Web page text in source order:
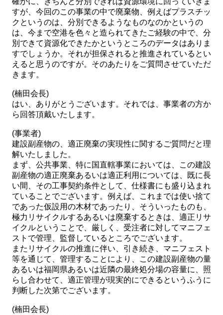
すが、今回のこの事業の中で廃棄物、例えばプラスチッ
クというのは、分別できるようなものなのかというの
は、今まで空港を色々と造られてきたご経験の中で、分
別できて資源化できたかというところのデータはありま
すでしょうか。それが担保されると推進されているとい
えると思うのですが。そのあたりをご質問させていただ
きます。
(楠田会長)
はい、ありがとうございます。それでは、事業者の方か
ら回答頂戴いたします。
(事業者)
建設副産物の、適正廃棄の実現性に関するご質問だと理
解いたしました。
まず、公共事業、特に国直轄事業においては、この建設
副産物の適正廃棄あるいは適正利用については、既に長
い間、その工事契約条件として、仕様書にも盛り込まれ
ていることでございます。例えば、これまでは使い捨て
であった仮設用の木材であったり、そういったものも、
極力リサイクルするあるいは廃棄するときは、適正リサ
イクルということで、厳しく、受注者に対してマニフェ
ストで管理、監督しているところでございます。
またリサイクルの推進に伴い、引き続き、マニフェスト
等を通じて、管理することにより、この建設副産物の量
あるいは福岡県あるいは近隣の最終処分場の容量に、照
らし合わせて、適正管理が現実的にできるというふうに
判断した次第でございます。
(楠田会長)